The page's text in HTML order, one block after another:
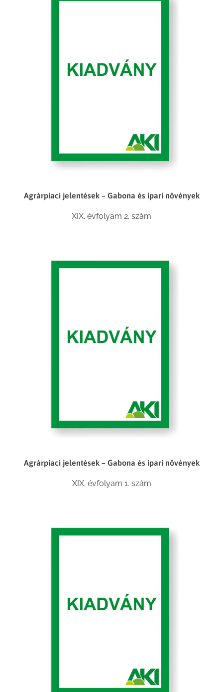
Agrárpiaci jelentések – Gabona és ipari növények
XIX. évfolyam 2. szám
Agrárpiaci jelentések – Gabona és ipari növények
XIX. évfolyam 1. szám